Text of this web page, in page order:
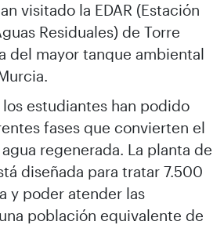
visitado la EDAR (Estación
Residuales) de Torre
del mayor tanque ambiental
estudiantes han podido
fases que convierten el
regenerada. La planta de
diseñada para tratar 7.500
y poder atender las
población equivalente de